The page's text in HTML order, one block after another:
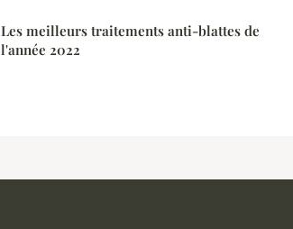
Les meilleurs traitements anti-blattes de
l'année 2022